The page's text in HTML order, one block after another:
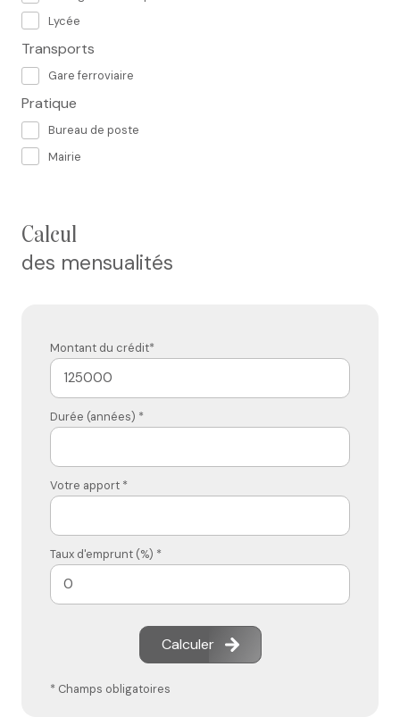
Lycée
Transports
Gare ferroviaire
Pratique
Bureau de poste
Mairie
calcul
des mensualités
Montant du crédit*
Durée (années) *
Votre apport *
Taux d'emprunt (%) *
Calculer
* Champs obligatoires